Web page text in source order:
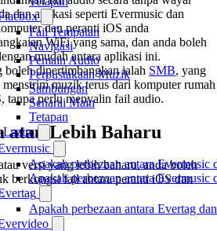
Fail Tempatan
Navigasi
Pemain Audio
Perpustakaan Muzik
Sambungan
Senarai Main
Tetapan
Lazim
Apakah perbezaan antara Evermusic
Apakah perbezaan antara Evermusic
Apakah perbezaan antara Evertag
dan aplikasi seperti Evermusic dan
dan peranti iOS anda
WiFi yang sama, dan anda boleh
mudah antara aplikasi ini.
dipertimbangkan ialah SMB, yang
muzik terus dari komputer rumah
tanpa perlu menyalin fail audio.
atau Lebih Baharu
versi yang lebih baharu, anda boleh
berkongsi fail antara peranti iOS dan